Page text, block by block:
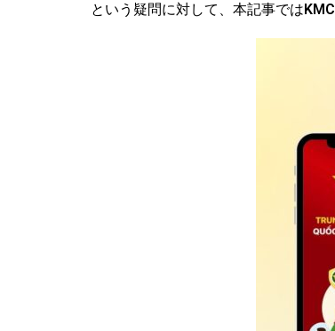
という疑問に対して、本記事ではKMC